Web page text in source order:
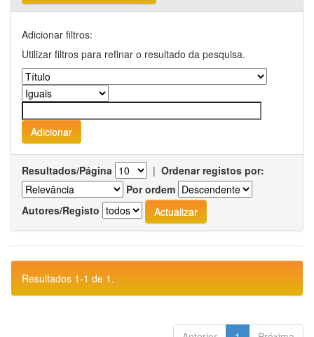
Adicionar filtros:
Utilizar filtros para refinar o resultado da pesquisa.
Resultados/Página | Ordenar registos por:
Por ordem
Autores/Registo
Resultados 1-1 de 1.